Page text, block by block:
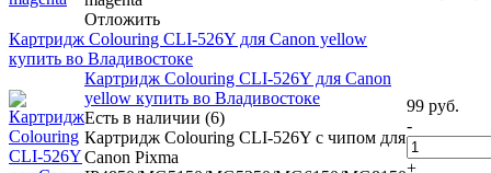
Отложить
Картридж Colouring CLI-526Y для Canon yellow
купить во Владивостоке
Картридж Colouring CLI-526Y для Canon
yellow купить во Владивостоке
Есть в наличии (6)
Картридж Colouring CLI-526Y с чипом для
Canon Pixma
99 руб.
-
+